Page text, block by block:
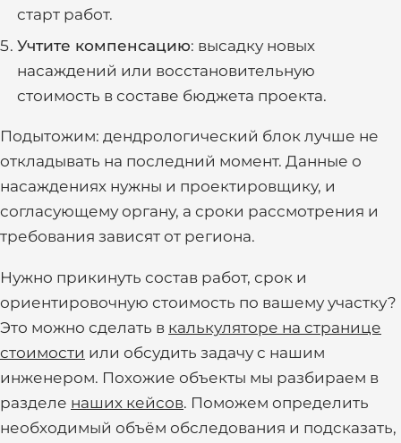
старт работ.
Учтите компенсацию: высадку новых
насаждений или восстановительную
стоимость в составе бюджета проекта.
Подытожим: дендрологический блок лучше не
откладывать на последний момент. Данные о
насаждениях нужны и проектировщику, и
согласующему органу, а сроки рассмотрения и
требования зависят от региона.
Нужно прикинуть состав работ, срок и
ориентировочную стоимость по вашему участку?
Это можно сделать в калькуляторе на странице
стоимости или обсудить задачу с нашим
инженером. Похожие объекты мы разбираем в
разделе наших кейсов. Поможем определить
необходимый объём обследования и подсказать,